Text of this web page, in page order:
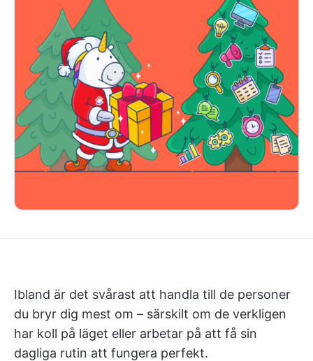
Ibland är det svårast att handla till de personer
du bryr dig mest om – särskilt om de verkligen
har koll på läget eller arbetar på att få sin
dagliga rutin att fungera perfekt.